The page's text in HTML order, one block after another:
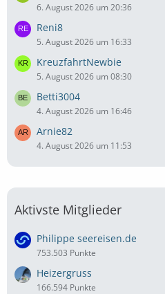
6. August 2026 um 20:36
Reni8
5. August 2026 um 16:33
KreuzfahrtNewbie
5. August 2026 um 08:30
Betti3004
4. August 2026 um 16:46
Arnie82
4. August 2026 um 11:53
Aktivste Mitglieder
Philippe seereisen.de
753.503 Punkte
Heizergruss
166.594 Punkte